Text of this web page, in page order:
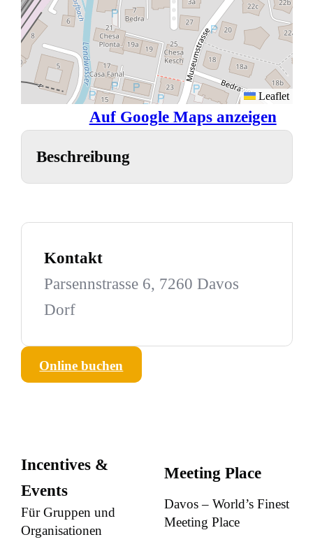
Leaflet
Auf Google Maps anzeigen
Beschreibung
Kontakt
Parsennstrasse 6, 7260 Davos
Dorf
Online buchen
Incentives &
Events
Für Gruppen und
Organisationen
Meeting Place
Davos – World’s Finest
Meeting Place